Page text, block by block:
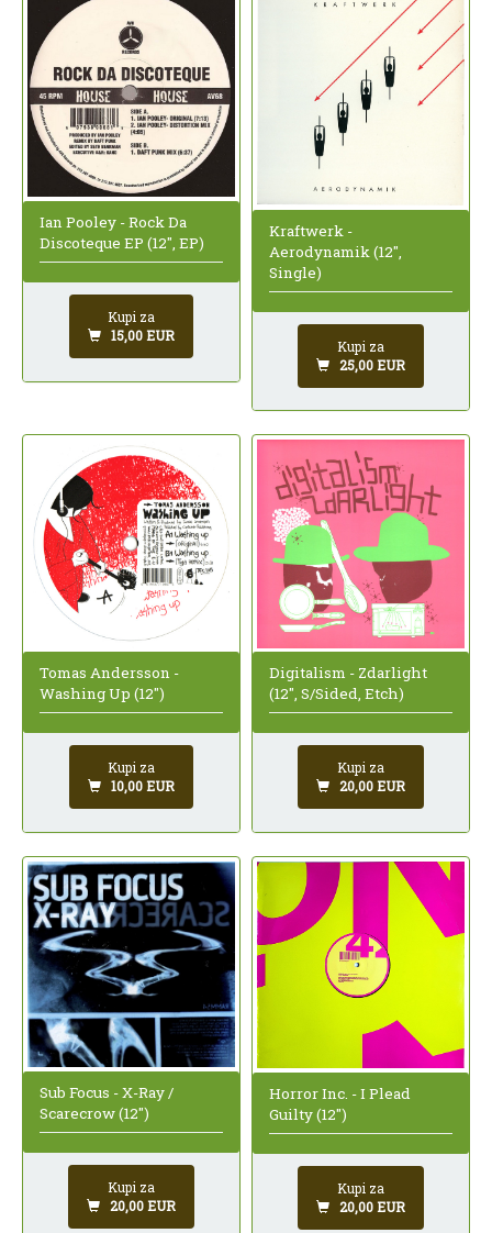
Ian Pooley - Rock Da
Discoteque EP (12", EP)
Kupi za
15,00 EUR
Kraftwerk -
Aerodynamik (12",
Single)
Kupi za
25,00 EUR
Tomas Andersson -
Washing Up (12")
Kupi za
10,00 EUR
Digitalism - Zdarlight
(12", S/Sided, Etch)
Kupi za
20,00 EUR
Sub Focus - X-Ray /
Scarecrow (12")
Kupi za
20,00 EUR
Horror Inc. - I Plead
Guilty (12")
Kupi za
20,00 EUR